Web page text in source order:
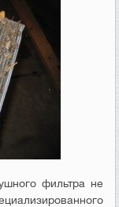
фильтра не